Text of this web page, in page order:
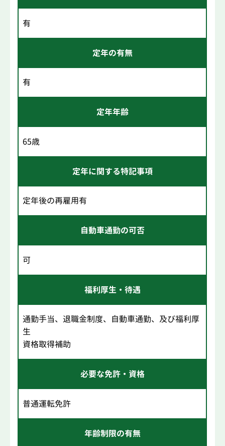
有
定年の有無
有
定年年齢
65歳
定年に関する特記事項
定年後の再雇用有
自動車通勤の可否
可
福利厚生・待遇
通勤手当、退職金制度、自動車通勤、及び福利厚
生
資格取得補助
必要な免許・資格
普通運転免許
年齢制限の有無